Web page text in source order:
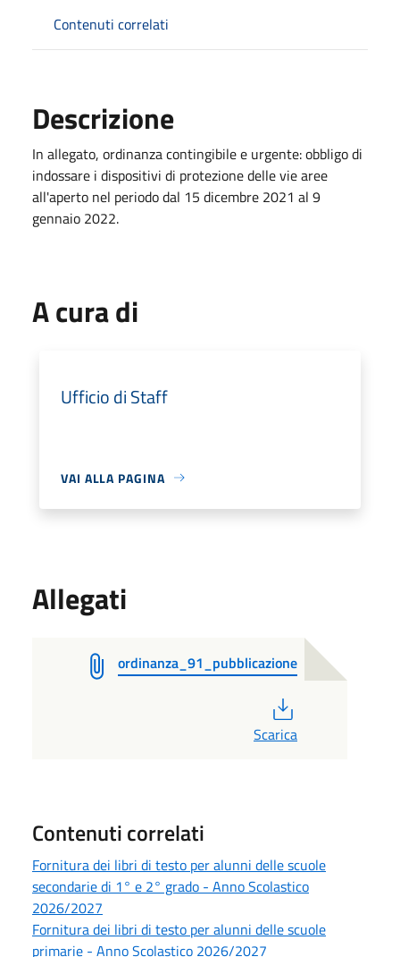
Contenuti correlati
Descrizione
In allegato, ordinanza contingibile e urgente: obbligo di
indossare i dispositivi di protezione delle vie aree
all'aperto nel periodo dal 15 dicembre 2021 al 9
gennaio 2022.
A cura di
Ufficio di Staff
VAI ALLA PAGINA
Allegati
ordinanza_91_pubblicazione
Scarica
Contenuti correlati
Fornitura dei libri di testo per alunni delle scuole
secondarie di 1° e 2° grado - Anno Scolastico
2026/2027
Fornitura dei libri di testo per alunni delle scuole
primarie - Anno Scolastico 2026/2027